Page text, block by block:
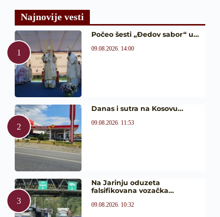
Najnovije vesti
Počeo šesti „Đedov sabor“ u…
09.08.2026. 14:00
Danas i sutra na Kosovu…
09.08.2026. 11:53
Na Jarinju oduzeta
falsifikovana vozačka…
09.08.2026. 10:32